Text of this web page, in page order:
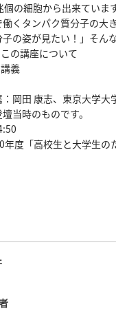
の細胞から出来てい
くタンパク質分子の大
子の姿が見たい！」そん
の講座について
義
：岡田 康志、東京大学
当時のものです。
年度「高校生と大学生の